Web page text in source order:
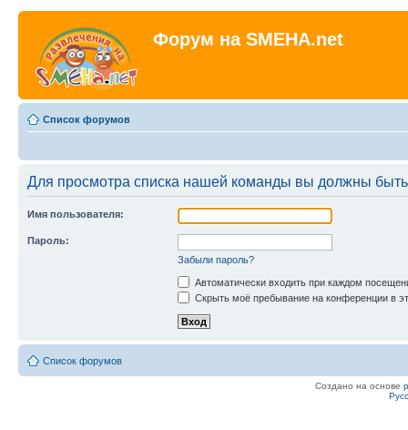
Форум на SMEHA.net
Список форумов
Для просмотра списка нашей команды вы должны
Имя пользователя:
Пароль:
Забыли пароль?
Автоматически входить при каждом
Скрыть моё пребывание на конференции в
Список форумов
Создано на основе